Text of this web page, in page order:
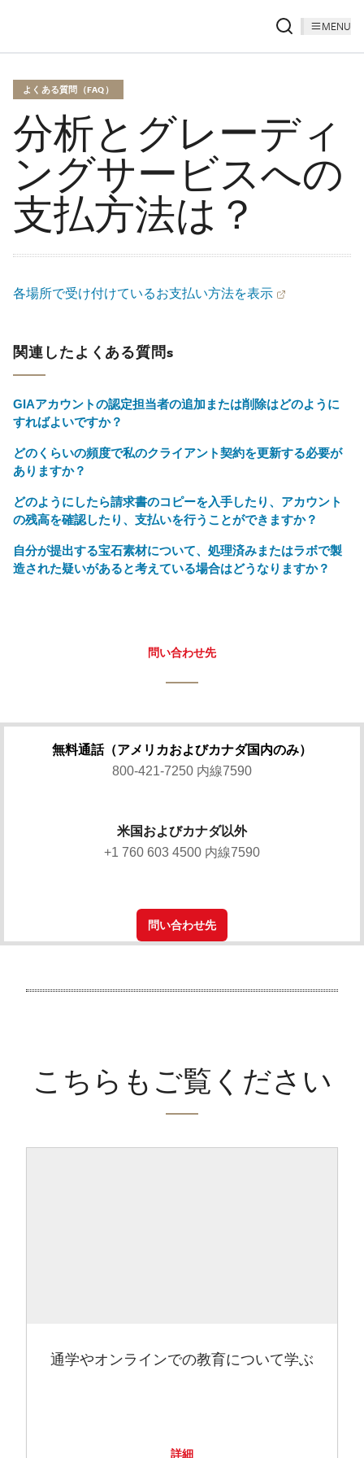
MENU
よくある質問（FAQ）
分析とグレーディ
ングサービスへの
支払方法は？
各場所で受け付けているお支払い方法を表示
関連したよくある質問s
GIAアカウントの認定担当者の追加または削除はどのように
すればよいですか？
どのくらいの頻度で私のクライアント契約を更新する必要が
ありますか？
どのようにしたら請求書のコピーを入手したり、アカウント
の残高を確認したり、支払いを行うことができますか？
自分が提出する宝石素材について、処理済みまたはラボで製
造された疑いがあると考えている場合はどうなりますか？
問い合わせ先
無料通話（アメリカおよびカナダ国内のみ）
800-421-7250 内線7590
米国およびカナダ以外
+1 760 603 4500 内線7590
問い合わせ先
こちらもご覧ください
通学やオンラインでの教育について学ぶ
詳細